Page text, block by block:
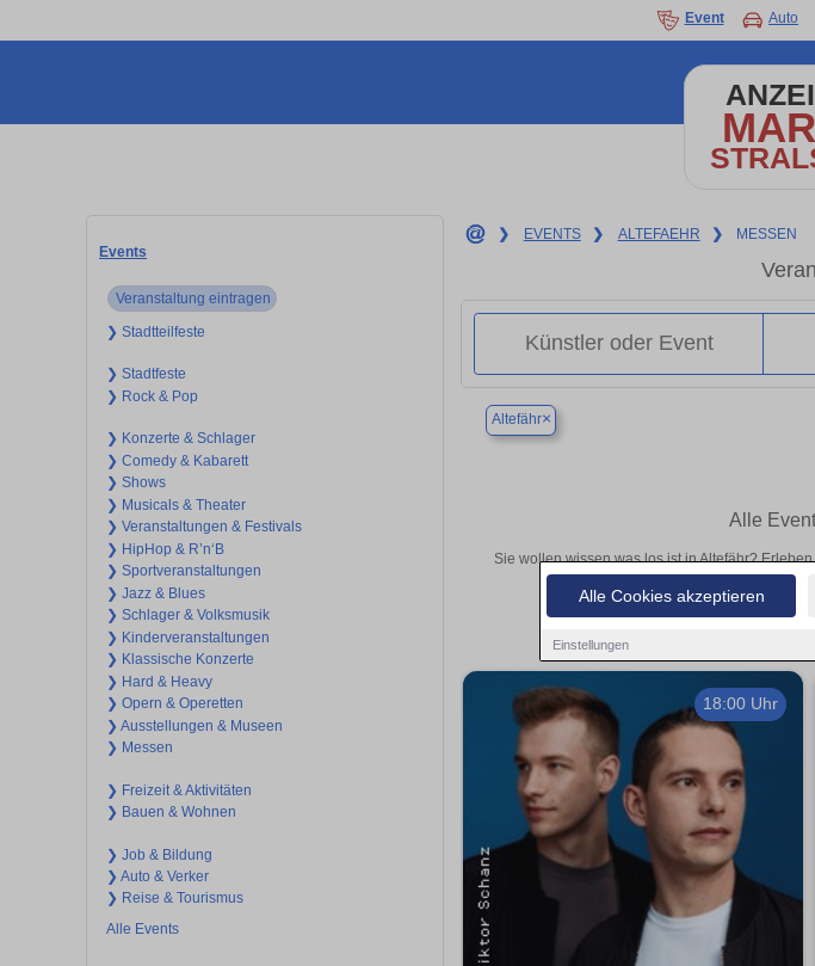
Alle Cookies akzeptieren
Einstellungen
Event Auto
Events
Veranstaltung eintragen
❯ Stadtteilfeste
❯ Stadtfeste
❯ Rock & Pop
❯ Konzerte & Schlager
❯ Comedy & Kabarett
❯ Shows
❯ Musicals & Theater
❯ Veranstaltungen & Festivals
❯ HipHop & R’n‘B
❯ Sportveranstaltungen
❯ Jazz & Blues
❯ Schlager & Volksmusik
❯ Kinderveranstaltungen
❯ Klassische Konzerte
❯ Hard & Heavy
❯ Opern & Operetten
❯ Ausstellungen & Museen
❯ Messen
❯ Freizeit & Aktivitäten
❯ Bauen & Wohnen
❯ Job & Bildung
❯ Auto & Verker
❯ Reise & Tourismus
Alle Events
❯ EVENTS ❯ ALTEFAEHR ❯ MESSEN
Altefähr×
Alle
Sie wollen wissen was los ist in Altefähr?
oder aufregende
18:00 Uhr